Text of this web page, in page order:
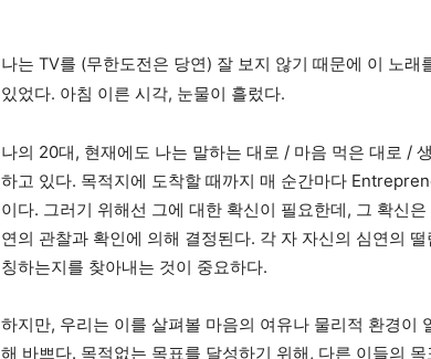
나는 TV를 (무한도전은 당연) 잘 보지 않기 때문에 이 노래
있었다. 아침 이른 시각, 눈물이 흘렀다.
나의 20대, 현재에도 나는 말하는 대로 / 마음 먹은 대로 /
하고 있다. 목적지에 도착할 때까지 매 순간마다
이다. 그러기 위해선 그에 대한 확신이 필요한데, 그 확신
연의 관찰과 확인에 의해 결정된다. 각 자 자신의 심연의
칭하는지를 찾아내는 것이 중요하다.
하지만, 우리는 이를 살펴볼 마음의 여유나 물리적 환경이
해 바쁘다. 목적없는 목표를 달성하기 위해, 다른 이들의